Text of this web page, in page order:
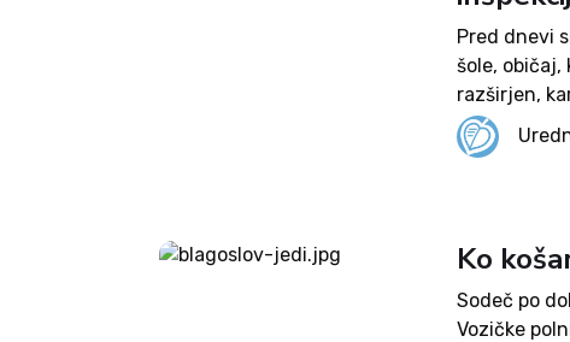
Pred dnevi
šole, običaj,
razširjen,
levičarskih
inštitucije,
Ko
Sodeč po
Vozičke